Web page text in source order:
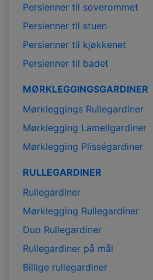
Persienner til soverommet
Persienner til stuen
Persienner til kjøkkenet
Persienner til badet
MØRKLEGGINGSGARDINER
Mørkleggings Rullegardiner
Mørklegging Lamellgardiner
Mørklegging Plisségardiner
RULLEGARDINER
Rullegardiner
Mørklegging Rullegardiner
Duo Rullegardiner
Rullegardiner på mål
Billige rullegardiner